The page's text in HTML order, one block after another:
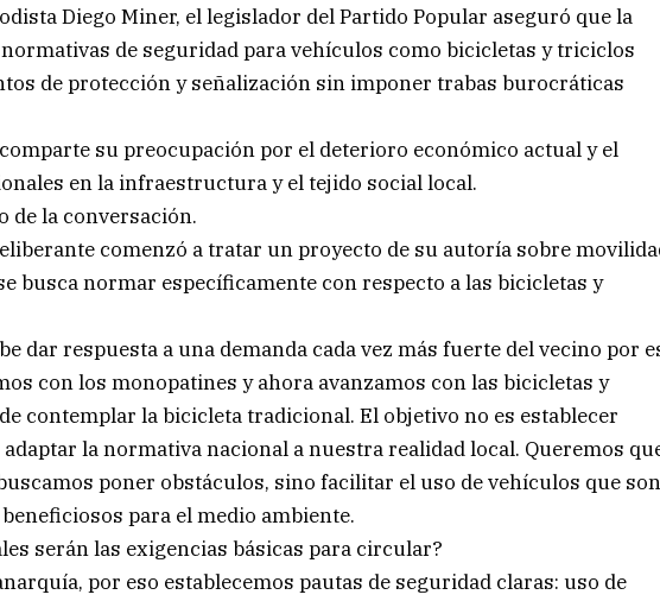
Diego Miner, el legislador del Partido Popular aseguró que la
de seguridad para vehículos como bicicletas y triciclos
de protección y señalización sin imponer trabas burocráticas
su preocupación por el deterioro económico actual y el
en la infraestructura y el tejido social local.
de la conversación.
comenzó a tratar un proyecto de su autoría sobre
busca normar específicamente con respecto a las bicicletas y
dar respuesta a una demanda cada vez más fuerte del vecino por
con los monopatines y ahora avanzamos con las bicicletas y
contemplar la bicicleta tradicional. El objetivo no es establecer
la normativa nacional a nuestra realidad local. Queremos
poner obstáculos, sino facilitar el uso de vehículos que son
para el medio ambiente.
serán las exigencias básicas para circular?
por eso establecemos pautas de seguridad claras: uso de